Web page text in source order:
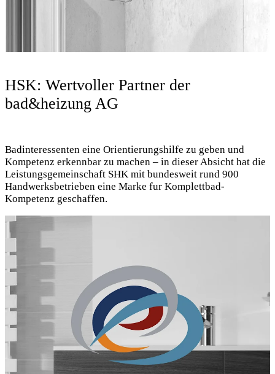
HSK: Wertvoller Partner der
bad&heizung AG
Badinteressenten eine Orientierungshilfe zu geben und
Kompetenz erkennbar zu machen – in dieser Absicht hat die
Leistungsgemeinschaft SHK mit bundesweit rund 900
Handwerksbetrieben eine Marke fur Komplettbad-
Kompetenz geschaffen.